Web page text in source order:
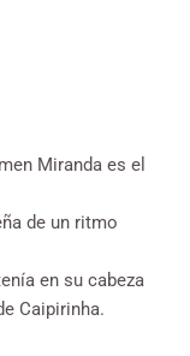
Miranda es el
de un ritmo
en su cabeza
Caipirinha.